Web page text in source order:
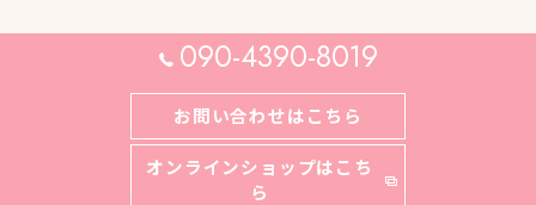
090-4390-8019
お問い合わせはこちら
オンラインショップはこち
ら